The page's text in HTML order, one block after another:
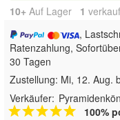
10+ Auf Lager 1
,
Ratenzahlung,
30 Tagen
Zustellung: Mi, 12. Aug.
Verkäufer:
100%